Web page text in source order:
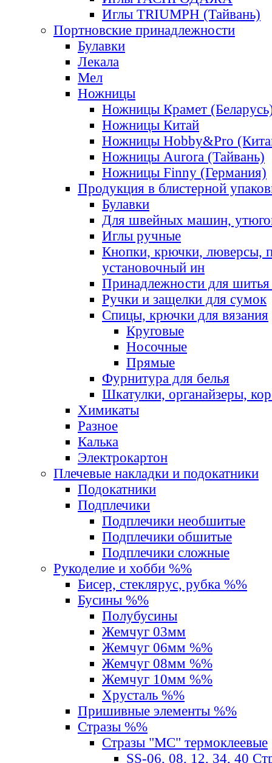
Иглы TRIUMPH (Тайвань)
Портновские принадлежности
Булавки
Лекала
Мел
Ножницы
Ножницы Крамет
Ножницы Китай
Ножницы Hobby&Pro
Ножницы Aurora (Тайвань)
Ножницы Finny (Германия)
Продукция в блистерной
Булавки
Для швейных машин,
Иглы ручные
Кнопки, крючки, люверсы,
установочный ин
Принадлежности для шитья
Ручки и защелки для сумок
Спицы, крючки для вязания
Круговые
Носочные
Прямые
Фурнитура для белья
Шкатулки, органайзеры,
Химикаты
Разное
Калька
Электрокартон
Плечевые накладки и подокатники
Подокатники
Подплечики
Подплечики необшитые
Подплечики обшитые
Подплечики сложные
Рукоделие и хобби %%
Бисер, стеклярус, рубка %%
Бусины %%
Полубусины
Жемчуг 03мм
Жемчуг 06мм %%
Жемчуг 08мм %%
Жемчуг 10мм %%
Хрусталь %%
Пришивные элементы %%
Стразы %%
Стразы "MС" термоклеевые
SS-06, 08, 12, 34, 40